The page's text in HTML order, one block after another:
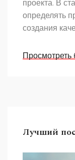
проекта. В
определять
создания
Просмотреть
Лучший